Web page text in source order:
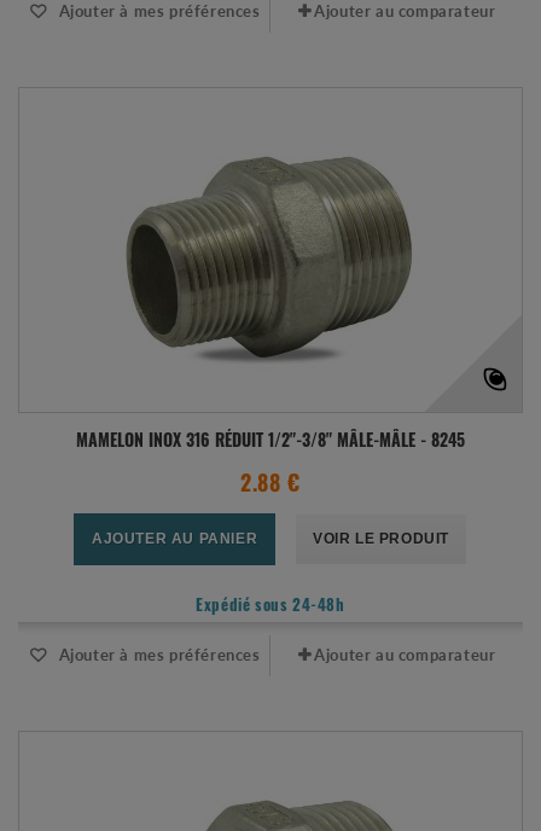
Ajouter à mes préférences Ajouter au comparateur
MAMELON INOX 316 RÉDUIT 1/2"-3/8" MÂLE-MÂLE - 8245
2.88 €
AJOUTER AU PANIER VOIR LE PRODUIT
Expédié sous 24-48h
Ajouter à mes préférences Ajouter au comparateur